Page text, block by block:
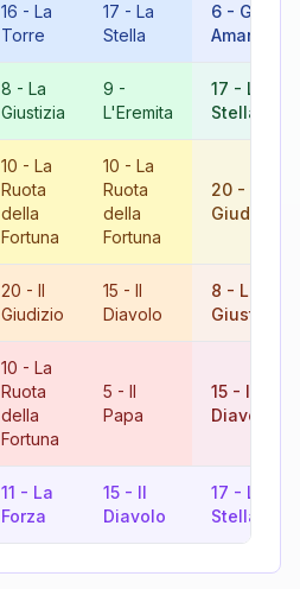
16 - La
Torre
17 - La
Stella
6 - Gli
Amanti
8 - La
Giustizia
9 -
L'Eremita
17 - La
Stella
10 - La
Ruota
della
Fortuna
10 - La
Ruota
della
Fortuna
20 -
Giudizio
20 - Il
Giudizio
15 - Il
Diavolo
8 - La
Giustizia
10 - La
Ruota
della
Fortuna
5 - Il
Papa
15 - Il
Diavolo
11 - La
Forza
15 - Il
Diavolo
17 - La
Stella